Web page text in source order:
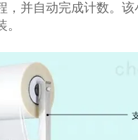
并自动完成计数。